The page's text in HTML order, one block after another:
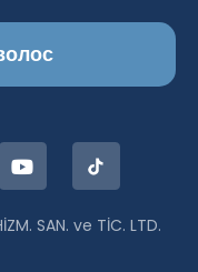
SAN. ve TİC. LTD.